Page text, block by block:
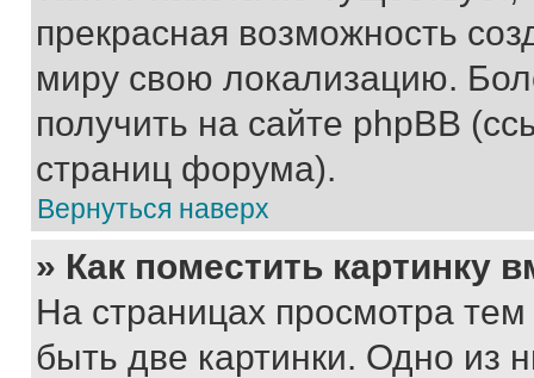
прекрасная возможность
миру свою локализацию.
получить на сайте phpBB
страниц форума).
Вернуться наверх
» Как поместить картинку
На страницах просмотра
быть две картинки. Одно из